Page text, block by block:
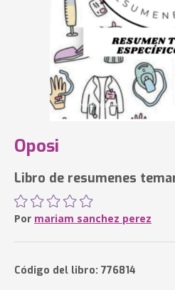
Oposi
Libro de resumenes
Por mariam sanchez perez
Código del libro: 776814